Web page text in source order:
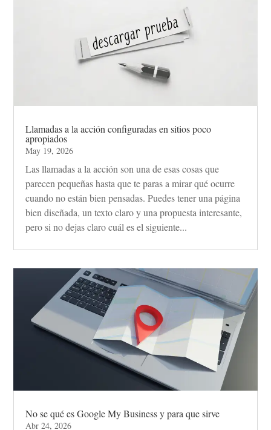
Llamadas a la acción configuradas en sitios poco
apropiados
May 19, 2026
Las llamadas a la acción son una de esas cosas que
parecen pequeñas hasta que te paras a mirar qué ocurre
cuando no están bien pensadas. Puedes tener una página
bien diseñada, un texto claro y una propuesta interesante,
pero si no dejas claro cuál es el siguiente...
No se qué es Google My Business y para que sirve
Abr 24, 2026